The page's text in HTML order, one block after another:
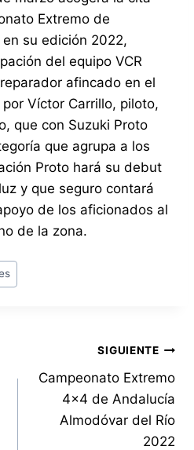
Extremo de
su edición 2022,
del equipo VCR
afincado en el
Víctor Carrillo, piloto,
que con Suzuki Proto
que agrupa a los
Proto hará su debut
y que seguro contará
de los aficionados al
de la zona.
SIGUIENTE
Campeonato Extremo
4×4 de Andalucía
Almodóvar del Río
2022